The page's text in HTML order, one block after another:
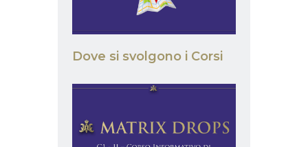
Dove si svolgono i Corsi